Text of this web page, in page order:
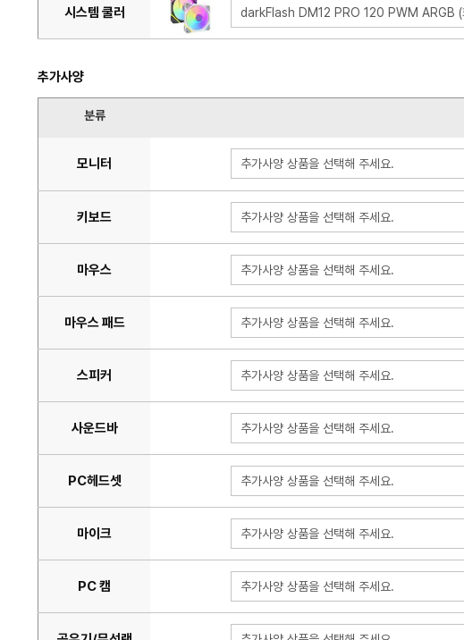
시스템 쿨러 darkFlash DM12 PRO 120 PWM ARGB (
추가사양
분류
모니터 추가사양 상품을 선택해 주세요.
키보드 추가사양 상품을 선택해 주세요.
마우스 추가사양 상품을 선택해 주세요.
마우스 패드 추가사양 상품을 선택해 주세요.
스피커 추가사양 상품을 선택해 주세요.
사운드바 추가사양 상품을 선택해 주세요.
PC헤드셋 추가사양 상품을 선택해 주세요.
마이크 추가사양 상품을 선택해 주세요.
PC 캠 추가사양 상품을 선택해 주세요.